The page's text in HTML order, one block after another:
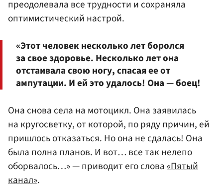
преодолевала все трудности и сохраняла
оптимистический настрой.
«Этот человек несколько лет боролся
за свое здоровье. Несколько лет она
отстаивала свою ногу, спасая ее от
ампутации. И ей это удалось! Она — боец!
Она снова села на мотоцикл. Она заявилась
на кругосветку, от которой, по ряду причин, ей
пришлось отказаться. Но она не сдалась! Она
была полна планов. И вот… все так нелепо
оборвалось…» — приводит его слова«Пятый
канал».